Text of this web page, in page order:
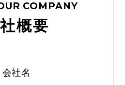
COMPANY
概要
会社名